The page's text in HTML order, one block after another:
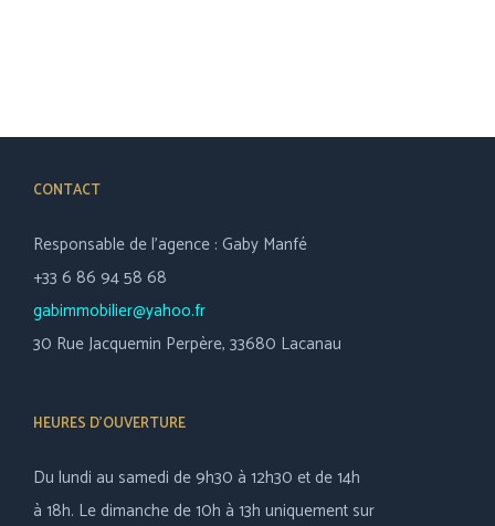
CONTACT
Responsable de l’agence : Gaby Manfé
+33 6 86 94 58 68
gabimmobilier@yahoo.fr
30 Rue Jacquemin Perpère, 33680 Lacanau
HEURES D’OUVERTURE
Du lundi au samedi de 9h30 à 12h30 et de 14h
à 18h. Le dimanche de 10h à 13h uniquement sur